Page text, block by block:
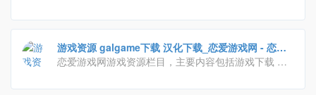
游戏资源 galgame下载 汉化下载_恋爱游戏网 - 恋爱
养成游戏门户网
恋爱游戏网游戏资源栏目，主要内容包括游戏下载 游
们发布关于Galgame的资源